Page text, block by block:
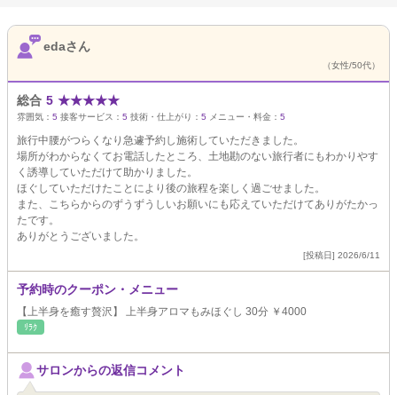
edaさん
（女性/50代）
総合 5 ★★★★★
雰囲気： 5 接客サービス： 5 技術・仕上がり： 5 メニュー・料金： 5
旅行中腰がつらくなり急遽予約し施術していただきました。
場所がわからなくてお電話したところ、土地勘のない旅行者にもわかりやす
く誘導していただけて助かりました。
ほぐしていただけたことにより後の旅程を楽しく過ごせました。
また、こちらからのずうずうしいお願いにも応えていただけてありがたかっ
たです。
ありがとうございました。
[投稿日] 2026/6/11
予約時のクーポン・メニュー
【上半身を癒す贅沢】 上半身アロマもみほぐし 30分 ￥4000
ﾘﾗｸ
サロンからの返信コメント